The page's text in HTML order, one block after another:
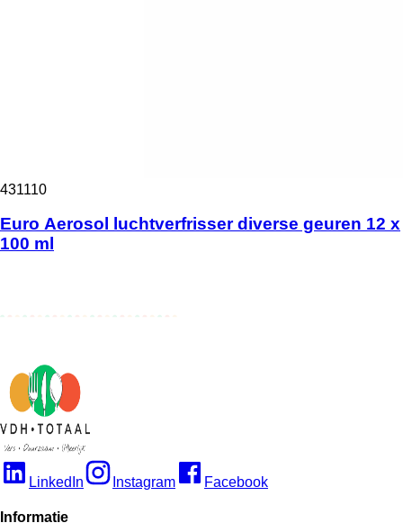
431110
Euro Aerosol luchtverfrisser diverse geuren 12 x
100 ml
LinkedIn Instagram Facebook
Informatie